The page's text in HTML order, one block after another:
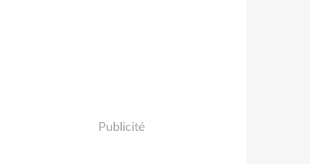
Publicité